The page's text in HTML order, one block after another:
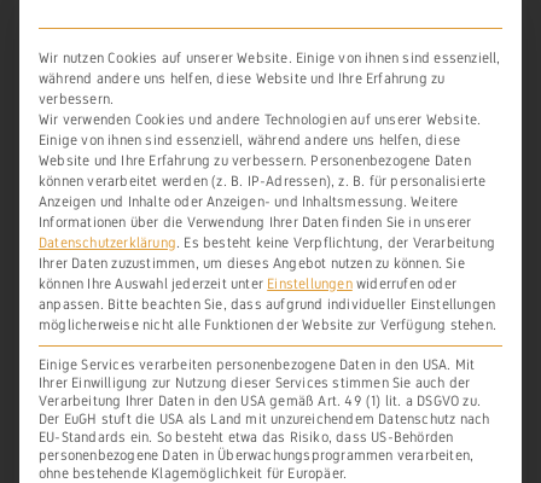
LAGIS Hessen - das digitale Informationsangeb
ot des Hessischen Landesamts für geschichtlic
he Landeskunde (Marburg).
www.lagis-hessen.de
LANDESHAUPTARCHIV KOBLENZ
https://lbz.rlp.de/
MEYER, FELIX
Wir nutzen Cookies auf unserer Website. Einige von ihnen sind essenziell,
während andere uns helfen, diese Website und Ihre Erfahrung zu
verbessern.
Wir verwenden Cookies und andere Technologien auf unserer Website.
Einige von ihnen sind essenziell, während andere uns helfen, diese
Website und Ihre Erfahrung zu verbessern. Personenbezogene Daten
können verarbeitet werden (z. B. IP-Adressen), z. B. für personalisierte
Anzeigen und Inhalte oder Anzeigen- und Inhaltsmessung. Weitere
Informationen über die Verwendung Ihrer Daten finden Sie in unserer
Datenschutzerklärung Es besteht keine Verpflichtung, der Verarbeitung
Ihrer Daten zuzustimmen, um dieses Angebot nutzen zu können. Sie
können Ihre Auswahl jederzeit unter Einstellungenwiderrufen oder
anpassen. Bitte beachten Sie, dass aufgrund individueller Einstellungen
möglicherweise nicht alle Funktionen der Website zur Verfügung stehen.
Einige Services verarbeiten personenbezogene Daten in den USA. Mit
Ihrer Einwilligung zur Nutzung dieser Services stimmen Sie auch der
Verarbeitung Ihrer Daten in den USA gemäß Art. 49 (1) lit. a DSGVO zu.
Der EuGH stuft die USA als Land mit unzureichendem Datenschutz nach
EU-Standards ein. So besteht etwa das Risiko, dass US-Behörden
personenbezogene Daten in Überwachungsprogrammen verarbeiten,
ohne bestehende Klagemöglichkeit für Europäer.